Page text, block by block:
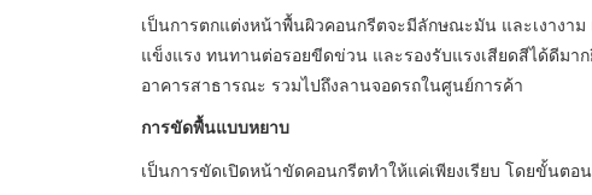
เป็นการตกแต่งหน้าพื้นผิวคอนกรีตจะมีลักษณะมัน และเงางา
แข็งแรง ทนทานต่อรอยขีดข่วน และรองรับแรงเสียดสีได้ดีม
อาคารสาธารณะ รวมไปถึงลานจอดรถในศูนย์การค้า
การขัดพื้นแบบหยาบ
เป็นการขัดเปิดหน้าขัดคอนกรีตทำให้แค่เพียงเรียบ โดยขั้นต